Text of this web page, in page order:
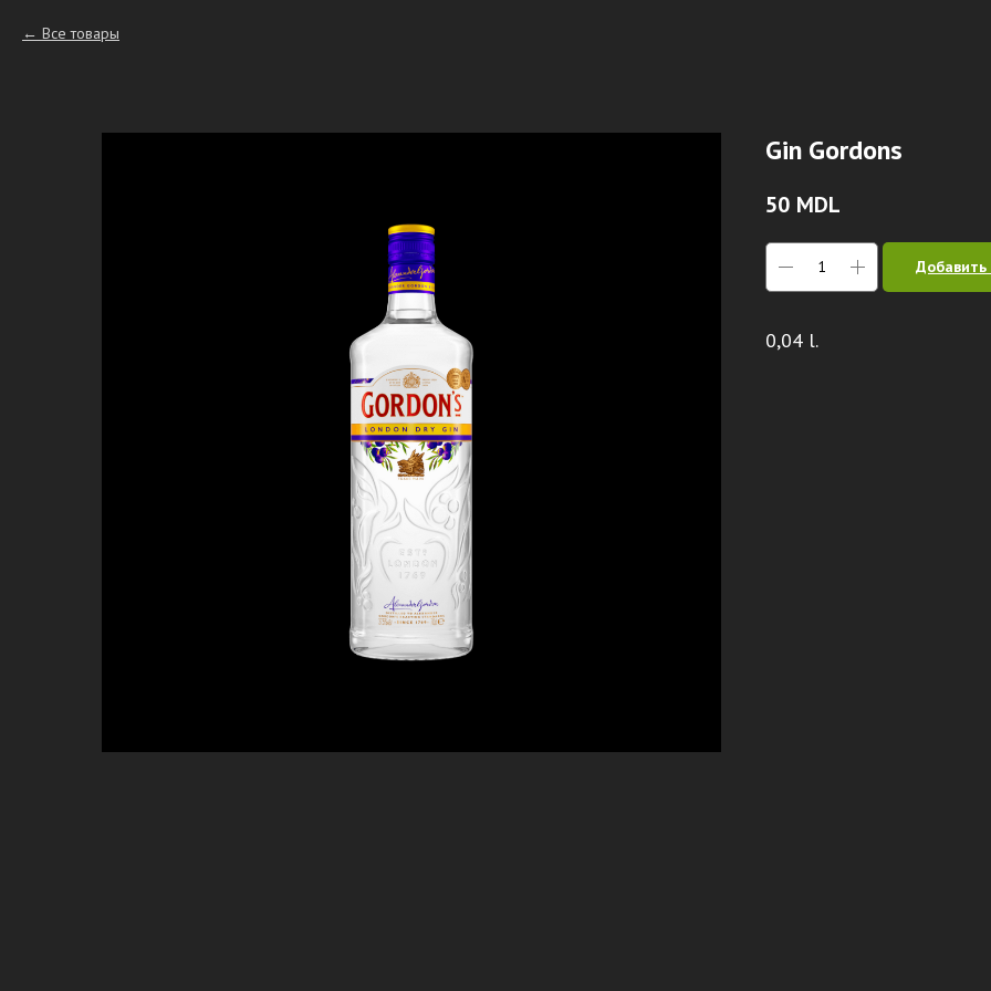
Все товары
Gin Gordons
50 MDL
Добавить
0,04 l.